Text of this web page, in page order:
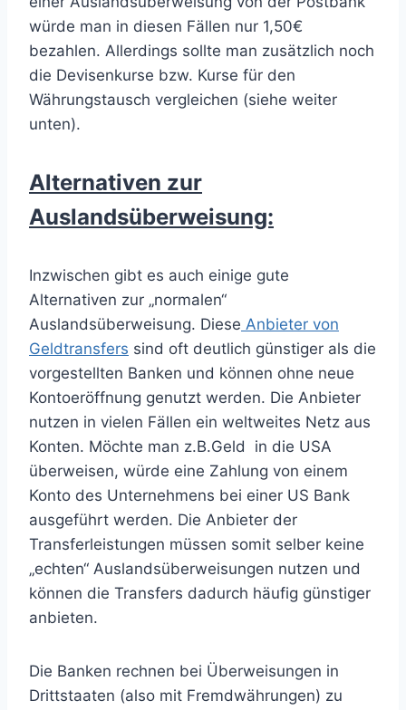
würde man in diesen Fällen nur 1,50€
bezahlen. Allerdings sollte man zusätzlich noch
die Devisenkurse bzw. Kurse für den
Währungstausch vergleichen (siehe weiter
unten).
Alternativen zur
Auslandsüberweisung:
Inzwischen gibt es auch einige gute
Alternativen zur „normalen“
Auslandsüberweisung. Diese Anbieter von
Geldtransfers sind oft deutlich günstiger als die
vorgestellten Banken und können ohne neue
Kontoeröffnung genutzt werden. Die Anbieter
nutzen in vielen Fällen ein weltweites Netz aus
Konten. Möchte man z.B.Geld in die USA
überweisen, würde eine Zahlung von einem
Konto des Unternehmens bei einer US Bank
ausgeführt werden. Die Anbieter der
Transferleistungen müssen somit selber keine
„echten“ Auslandsüberweisungen nutzen und
können die Transfers dadurch häufig günstiger
anbieten.
Die Banken rechnen bei Überweisungen in
Drittstaaten (also mit Fremdwährungen) zu